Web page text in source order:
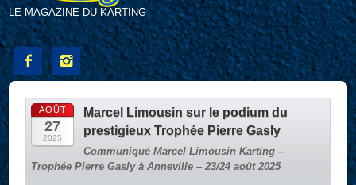
LE MAGAZINE DU KARTING
 
AOÛT
27
2025
Marcel Limousin sur le podium du
prestigieux Trophée Pierre Gasly
Communiqué Marcel Limousin Karting –
Trophée Pierre Gasly à Anneville – 23/24 août 2025